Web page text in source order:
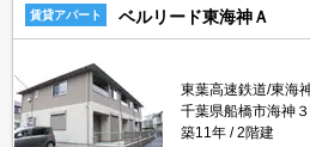
賃貸アパート ベルリード東海神Ａ
東葉高速鉄道/東海
千葉県船橋市海神３
築11年
2階建